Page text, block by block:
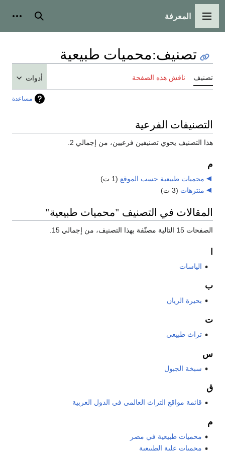
القائمة الرئيسية
المعرفة بحث
تصنيف:محميات طبيعية
تصنيف ناقش هذه الصفحة أدوات
مساعدة
التصنيفات الفرعية
هذا التصنيف يحوي تصنيفين فرعيين، من إجمالي 2.
م
محميات طبيعية حسب الموقع (1 ت)
منتزهات (3 ت)
المقالات في التصنيف "محميات طبيعية"
الصفحات 15 التالية مصنّفة بهذا التصنيف، من إجمالي 15.
الياسات
ب
بحيرة الريان
ت
تراث طبيعي
س
سبخة الجبول
ق
قائمة مواقع التراث العالمي في الدول العربية
م
محميات طبيعية في مصر
محميات علبة الطبيعية